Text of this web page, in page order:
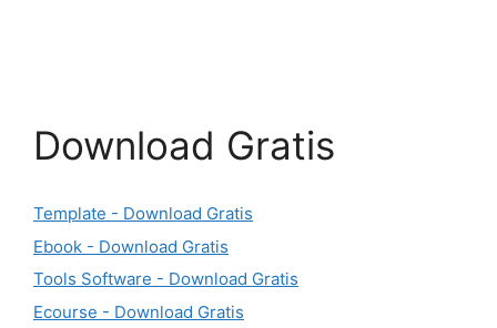
Download Gratis
Template - Download Gratis
Ebook - Download Gratis
Tools Software - Download Gratis
Ecourse - Download Gratis